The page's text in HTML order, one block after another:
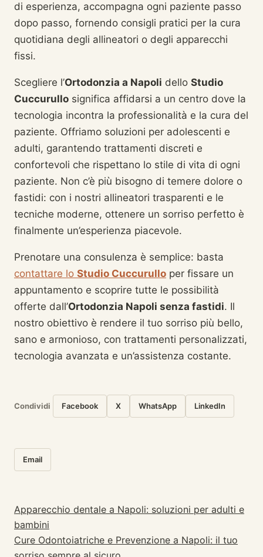
di esperienza, accompagna ogni paziente passo
dopo passo, fornendo consigli pratici per la cura
quotidiana degli allineatori o degli apparecchi
fissi.
Scegliere l’Ortodonzia a Napoli dello Studio
Cuccurullo significa affidarsi a un centro dove la
tecnologia incontra la professionalità e la cura del
paziente. Offriamo soluzioni per adolescenti e
adulti, garantendo trattamenti discreti e
confortevoli che rispettano lo stile di vita di ogni
paziente. Non c’è più bisogno di temere dolore o
fastidi: con i nostri allineatori trasparenti e le
tecniche moderne, ottenere un sorriso perfetto è
finalmente un’esperienza piacevole.
Prenotare una consulenza è semplice: basta
contattare lo Studio Cuccurullo per fissare un
appuntamento e scoprire tutte le possibilità
offerte dall’Ortodonzia Napoli senza fastidi. Il
nostro obiettivo è rendere il tuo sorriso più bello,
sano e armonioso, con trattamenti personalizzati,
tecnologia avanzata e un’assistenza costante.
Condividi Facebook X WhatsApp LinkedIn
Email
Navigazione articoli
Apparecchio dentale a Napoli: soluzioni per adulti e
bambini
Cure Odontoiatriche e Prevenzione a Napoli: il tuo